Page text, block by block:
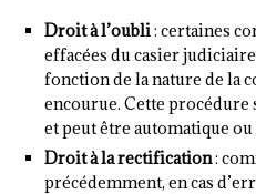
Droit à l’oubli: certaines
effacées du casier
fonction de la nature de la
encourue. Cette procédure
et peut être automatique
Droit à la rectification:
précédemment, en cas